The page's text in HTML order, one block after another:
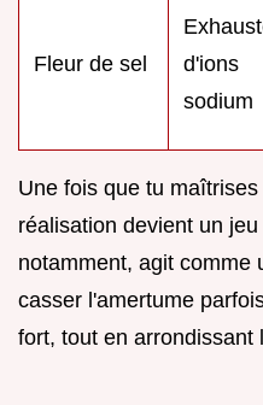
Fleur de sel
d'ions
sodium
Une fois que tu
réalisation devient un
notamment, agit comme
casser l'amertume
fort, tout en arrondissant